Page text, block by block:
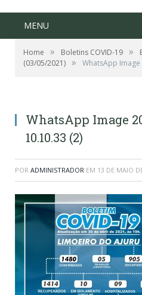
MENU
Home » Boletins COVID-19 »
(03/05/2021) » WhatsApp Image
WhatsApp Image
10.10.33 (2)
POR ADMINISTRADOR EM 13 DE MAIO